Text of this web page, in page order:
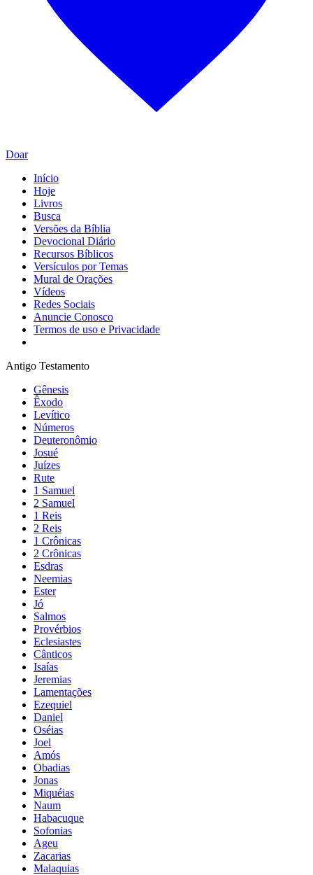
Doar
Início
Hoje
Livros
Busca
Versões da Bíblia
Devocional Diário
Recursos Bíblicos
Versículos por Temas
Mural de Orações
Vídeos
Redes Sociais
Anuncie Conosco
Termos de uso e Privacidade
Antigo Testamento
Gênesis
Êxodo
Levítico
Números
Deuteronômio
Josué
Juízes
Rute
1 Samuel
2 Samuel
1 Reis
2 Reis
1 Crônicas
2 Crônicas
Esdras
Neemias
Ester
Jó
Salmos
Provérbios
Eclesiastes
Cânticos
Isaías
Jeremias
Lamentações
Ezequiel
Daniel
Oséias
Joel
Amós
Obadias
Jonas
Miquéias
Naum
Habacuque
Sofonias
Ageu
Zacarias
Malaquias